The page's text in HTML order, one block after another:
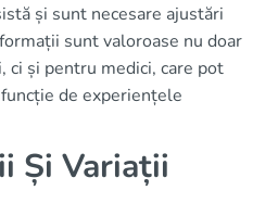
și sunt necesare ajustări
sunt valoroase nu doar
și pentru medici, care pot
de experiențele
Și Variații